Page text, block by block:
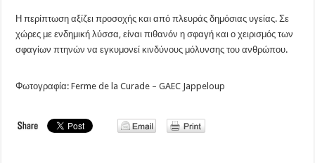
Η περίπτωση αξίζει προσοχής και από πλευράς δημόσιας υγείας. Σε
χώρες με ενδημική λύσσα, είναι πιθανόν η σφαγή και ο χειρισμός των
σφαγίων πτηνών να εγκυμονεί κινδύνους μόλυνσης του ανθρώπου.
Φωτογραφία: Ferme de la Curade – GAEC Jappeloup